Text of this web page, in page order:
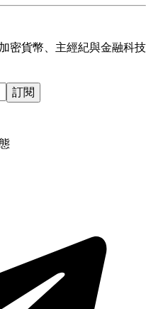
密貨幣、主經紀與金融科技
訂閱